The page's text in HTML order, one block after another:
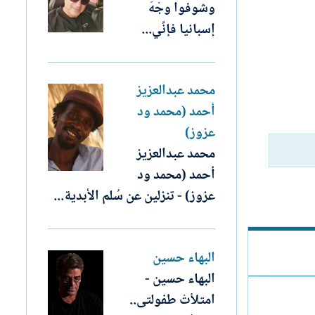
وشوفوا وجْهَ
إسبانيا فإنِّي...
محمد عبدالعزيز
أحمد (محمد ود
عزوز)
محمد عبدالعزيز
أحمد (محمد ود
عزوز) - تنزلين عن سُلم الأبدية...
البهاء حسين
البهاء حسين -
امتلأتْ طفولتى..